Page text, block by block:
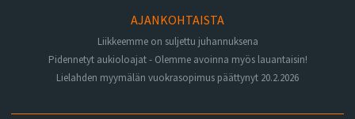
AJANKOHTAISTA
Liikkeemme on suljettu juhannuksena
Pidennetyt aukioloajat - Olemme avoinna myös lauantaisin!
Lielahden myymälän vuokrasopimus päättynyt 20.2.2026